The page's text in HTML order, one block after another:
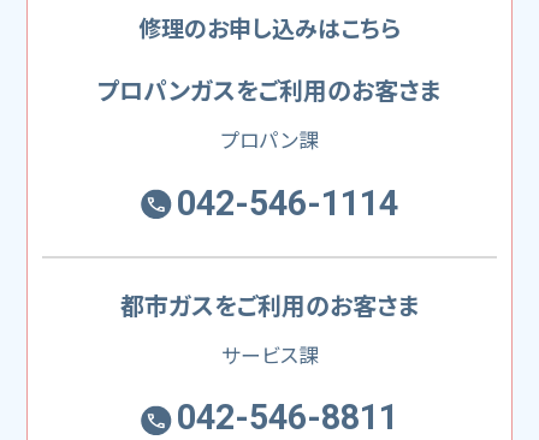
修理のお申し込みはこちら
プロパンガスをご利用のお客さま
プロパン課
042-546-1114
都市ガスをご利用のお客さま
サービス課
042-546-8811